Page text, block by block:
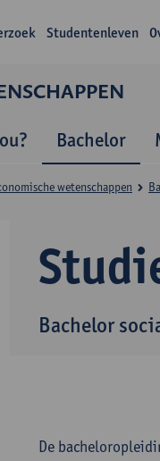
Studentenleven
Bachelor
Bachelor
wetenschappen
De